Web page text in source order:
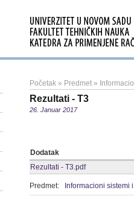
Početak » Predmet »
Rezultati - T3
26. Januar 2017
Dodatak
Rezultati - T3.pdf
Predmet: Informacioni sistemi